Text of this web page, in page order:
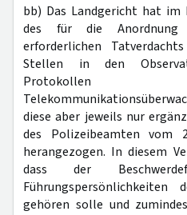
bb) Das Landgericht hat im
des für die Anordnung
erforderlichen
Stellen in den
diese aber jeweils nur
des Polizeibeamten vom
herangezogen. In diesem
dass der
Führungspersönlichkeiten
gehören solle und